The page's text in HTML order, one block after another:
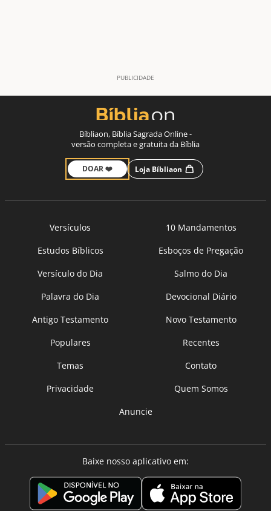
Bíbliaon, Bíblia Sagrada Online -
versão completa e gratuita da Bíblia
DOAR ❤️ Loja Bíbliaon
Versículos
10 Mandamentos
Estudos Bíblicos
Esboços de Pregação
Versículo do Dia
Salmo do Dia
Palavra do Dia
Devocional Diário
Antigo Testamento
Novo Testamento
Populares
Recentes
Temas
Contato
Privacidade
Quem Somos
Anuncie
Baixe nosso aplicativo em: